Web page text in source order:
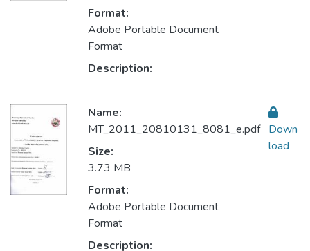
Format:
Adobe Portable Document
Format
Description:
Name:
MT_2011_20810131_8081_e.pdf
Size:
3.73 MB
Format:
Adobe Portable Document
Format
Description:
Down
load